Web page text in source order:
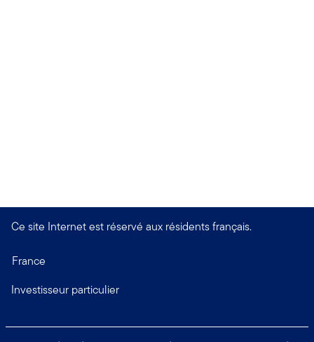
Ce site Internet est réservé aux résidents français.
France
Investisseur particulier